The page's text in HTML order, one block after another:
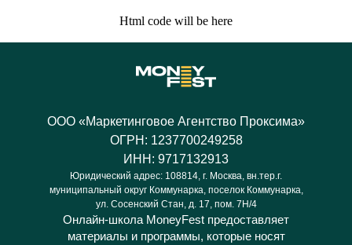
Html code will be here
ООО «Маркетинговое Агентство Проксима»
ОГРН: 1237700249258
ИНН: 9717132913
Юридический адрес: 108814, г. Москва, вн.тер.г.
муниципальный округ Коммунарка, поселок Коммунарка,
ул. Сосенский Стан, д. 17, пом. 7Н/4
Онлайн-школа MoneyFest предоставляет
материалы и программы, которые носят